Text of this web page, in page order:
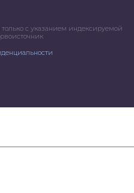
с указанием индексируемой